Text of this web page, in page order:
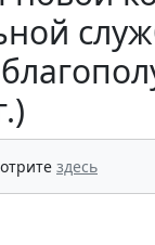
здесь